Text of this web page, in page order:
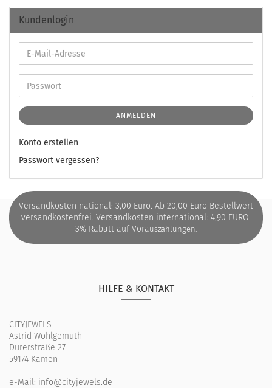
Kundenlogin
ANMELDEN
Konto erstellen
Passwort vergessen?
Versandkosten national: 3,00 Euro. Ab 20,00 Euro Bestellwert
versandkostenfrei. Versandkosten international: 4,90 EURO.
3% Rabatt auf Vorauszahlungen.
HILFE & KONTAKT
CITYJEWELS
Astrid Wohlgemuth
Dürerstraße 27
59174 Kamen
e-Mail: info@cityjewels.de